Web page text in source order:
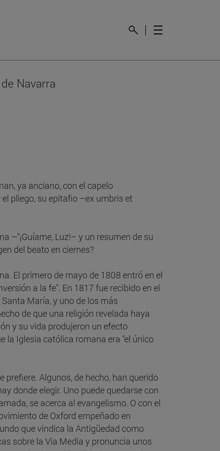
Navarra
ya anciano, con el capelo
pliego, su epitafio –ex umbris et
–"¡Guíame, Luz!– y un resumen de su
del beato en ciernes?
El primero de mayo de 1808 entró en el
a la fe". En 1817 fue recibido en el
María, y uno de los más
de que una religión revelada haya
y su vida produjeron un efecto
la Iglesia católica romana era "el único
Algunos, de hecho, han querido
donde elegir. Uno puede quedarse con
se acerca al evangelismo. O con el
de Oxford empeñado en
que vindica la Antigüedad como
sobre la Via Media y pronuncia unos